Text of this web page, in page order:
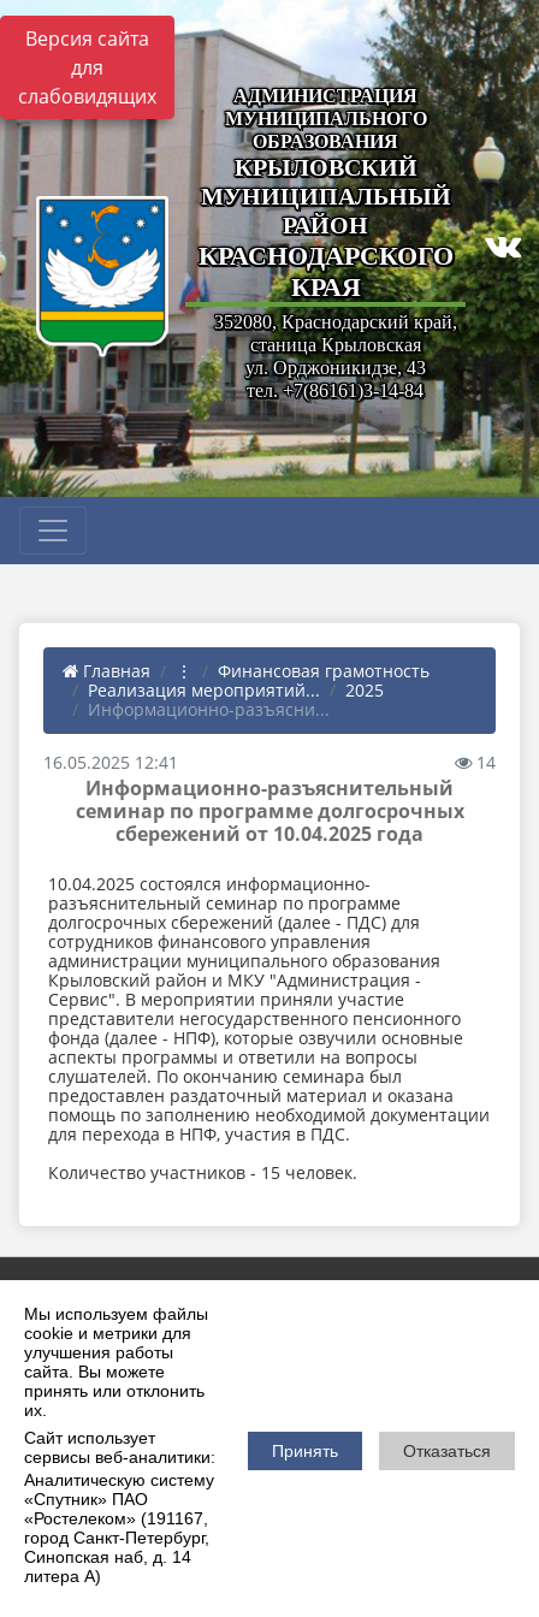
Мы используем файлы
cookie и метрики для
улучшения работы
сайта. Вы можете
принять или отклонить
их.
Сайт использует
сервисы веб-аналитики:
Аналитическую систему
«Спутник» ПАО
«Ростелеком» (191167,
город Санкт-Петербург,
Синопская наб, д. 14
литера А)
Принять Отказаться
Версия сайта
для
слабовидящих
АДМИНИСТРАЦИЯ
МУНИЦИПАЛЬНОГО
ОБРАЗОВАНИЯ
КРЫЛОВСКИЙ
МУНИЦИПАЛЬНЫЙ
РАЙОН
КРАСНОДАРСКОГО
КРАЯ
352080, Краснодарский край,
станица Крыловская
ул. Орджоникидзе, 43
тел. +7(86161)3-14-84
Главная ⋮
Финансовая грамотность
Реализация мероприятий...
2025
Информационно-разъясни...
16.05.2025 12:41 14
Информационно-разъяснительный
семинар по программе долгосрочных
сбережений от 10.04.2025 года
10.04.2025 состоялся информационно-
разъяснительный семинар по программе
долгосрочных сбережений (далее - ПДС) для
сотрудников финансового управления
администрации муниципального образования
Крыловский район и МКУ "Администрация -
Сервис". В мероприятии приняли участие
представители негосударственного пенсионного
фонда (далее - НПФ), которые озвучили основные
аспекты программы и ответили на вопросы
слушателей. По окончанию семинара был
предоставлен раздаточный материал и оказана
помощь по заполнению необходимой документации
для перехода в НПФ, участия в ПДС.
Количество участников - 15 человек.
2026 г. krilovskaya.ru
Вход
Карта сайта
Политика обработки персональных данных
Сделано на KubCMS
Разработка и поддержка